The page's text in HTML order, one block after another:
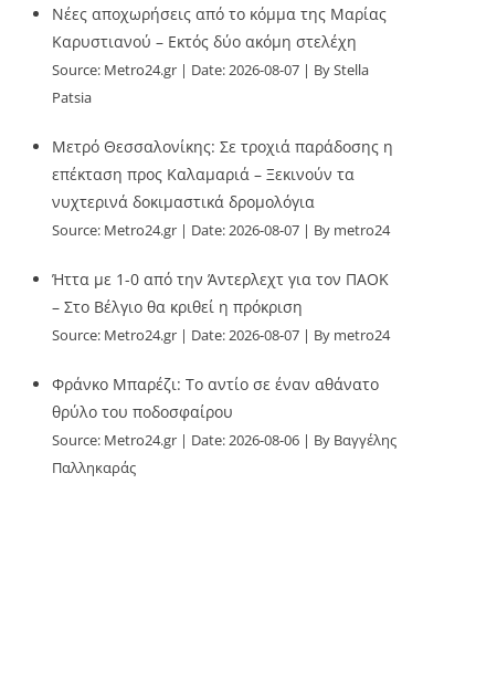
Νέες αποχωρήσεις από το κόμμα της Μαρίας
Καρυστιανού – Εκτός δύο ακόμη στελέχη
Source: Metro24.gr Date: 2026-08-07
By Stella
Patsia
Μετρό Θεσσαλονίκης: Σε τροχιά παράδοσης η
επέκταση προς Καλαμαριά – Ξεκινούν τα
νυχτερινά δοκιμαστικά δρομολόγια
Source: Metro24.gr Date: 2026-08-07 By metro24
Ήττα με 1-0 από την Άντερλεχτ για τον ΠΑΟΚ
– Στο Βέλγιο θα κριθεί η πρόκριση
Source: Metro24.gr Date: 2026-08-07 By metro24
Φράνκο Μπαρέζι: Το αντίο σε έναν αθάνατο
θρύλο του ποδοσφαίρου
Source: Metro24.gr Date: 2026-08-06
By Βαγγέλης
Παλληκαράς